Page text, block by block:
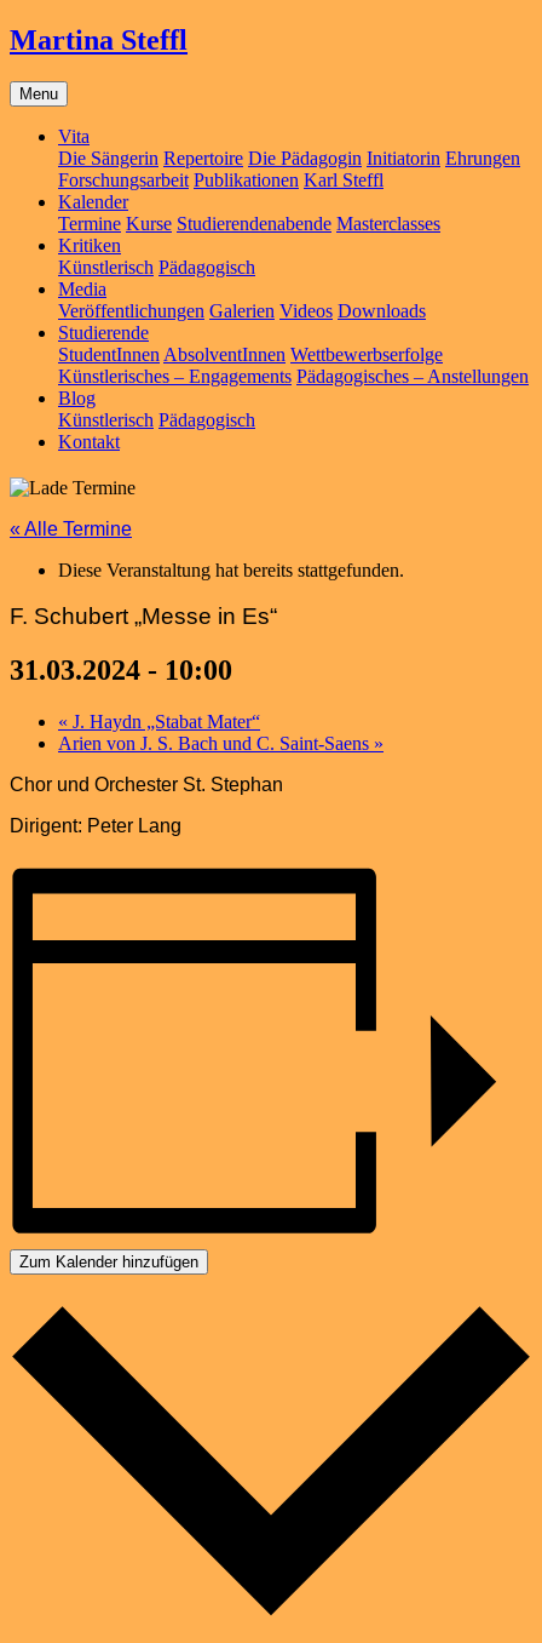
Martina Steffl
Menu
Vita
Die Sängerin Repertoire Die Pädagogin Initiatorin Ehrungen
Forschungsarbeit Publikationen Karl Steffl
Kalender
Termine Kurse Studierendenabende Masterclasses
Kritiken
Künstlerisch Pädagogisch
Media
Veröffentlichungen Galerien Videos Downloads
Studierende
StudentInnen AbsolventInnen Wettbewerbserfolge
Künstlerisches – Engagements Pädagogisches – Anstellungen
Blog
Künstlerisch Pädagogisch
Kontakt
« Alle Termine
Diese Veranstaltung hat bereits stattgefunden.
F. Schubert „Messe in Es“
31.03.2024 - 10:00
« J. Haydn „Stabat Mater“
Arien von J. S. Bach und C. Saint-Saens »
Chor und Orchester St. Stephan
Dirigent: Peter Lang
Zum Kalender hinzufügen